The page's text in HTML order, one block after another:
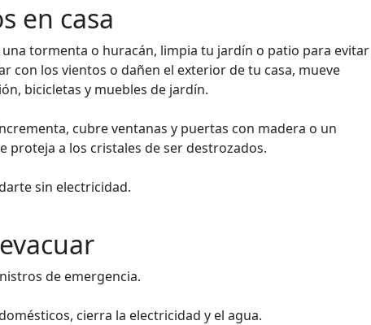
en casa
una tormenta o huracán, limpia tu jardín o patio para evitar
con los vientos o dañen el exterior de tu casa, mueve
bicicletas y muebles de jardín.
cubre ventanas y puertas con madera o un
proteja a los cristales de ser destrozados.
sin electricidad.
de emergencia.
cierra la electricidad y el agua.